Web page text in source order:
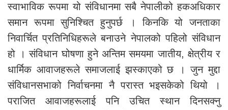
स्वाभाविक रूपमा यो संविधानमा सबै नेपालीको हकअधिकार
समान रूपमा सुनिश्चित हुनुपर्छ । किनकि यो जनताका
निवार्चित प्रतिनिधिहरूले बनाउने नेपालको पहिलो संविधान
हो । संविधान घोषणा हुने अन्तिम समयमा जातीय, क्षेत्रीय र
धार्मिक आवाजहरूले समाजलाई झस्काएको छ । जुन मुद्दा
संविधानसभाको निर्वाचनमा नै परास्त भइसकेको थियो ।
पराजित आवाजहरूलाई पनि उचित स्थान दिनसक्नु